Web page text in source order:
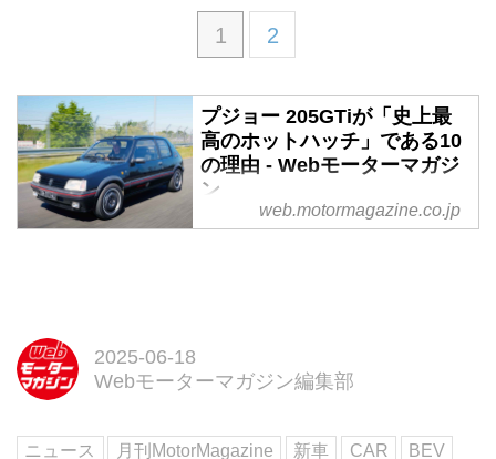
1 2
プジョー 205GTiが「史上最
高のホットハッチ」である10
の理由 - Webモーターマガジ
ン
ステランティス グループはメデ
で、紹介しておこう。
web.motormagazine.co.jp
2025-06-18
Webモーターマガジン編集部
ニュース 月刊MotorMagazine 新車 CAR BEV